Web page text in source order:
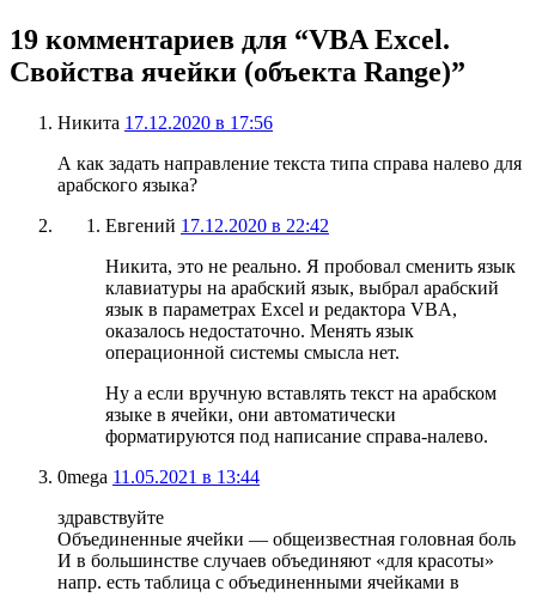
19 комментариев для “VBA Excel.
Свойства ячейки (объекта Range)”
Никита 17.12.2020 в 17:56
А как задать направление текста типа справа налево для
арабского языка?
Евгений 17.12.2020 в 22:42
Никита, это не реально. Я пробовал сменить язык
клавиатуры на арабский язык, выбрал арабский
язык в параметрах Excel и редактора VBA,
оказалось недостаточно. Менять язык
операционной системы смысла нет.
Ну а если вручную вставлять текст на арабском
языке в ячейки, они автоматически
форматируются под написание справа-налево.
0mega 11.05.2021 в 13:44
здравствуйте
Объединенные ячейки — общеизвестная головная боль
И в большинстве случаев объединяют «для красоты»
напр. есть таблица с объединенными ячейками в